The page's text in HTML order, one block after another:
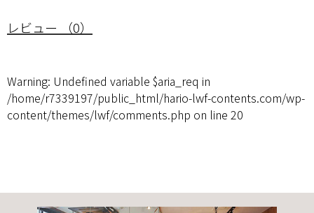
レビュー （0）
Warning: Undefined variable $aria_req in
/home/r7339197/public_html/hario-lwf-contents.com/wp-
content/themes/lwf/comments.php on line 20